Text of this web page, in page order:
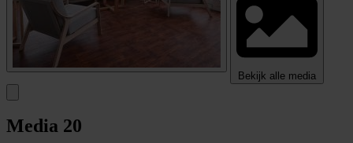
Bekijk alle media
Media 20